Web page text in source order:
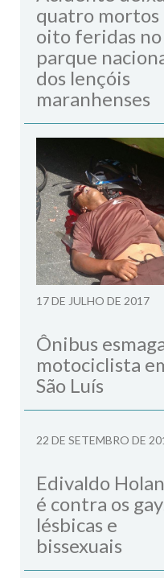
quatro mortos
oito feridas no
parque
dos lençóis
maranhenses
17 DE JULHO DE 2017
Ônibus
motociclista
São Luís
22 DE SETEMBRO DE
Edivaldo
é contra os
lésbicas e
bissexuais